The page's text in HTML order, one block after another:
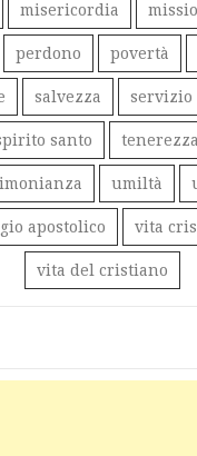
misericordia
perdono povertà
salvezza servizio
santo tenerezza
umiltà
apostolico vita
vita del cristiano